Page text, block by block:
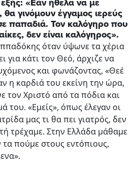
«Εάν ήθελα να με
γινόμουν έγγαμος ιερεύς
παπαδιά. Τον καλόγηρο που
δεν είναι καλόγηρος».
όταν ύψωνε τα χέρια
για κάτι τον Θεό, άρχιζε να
και φωνάζοντας, «Θεέ
η καρδιά του εκείνη την ώρα,
τον Χριστό από τα πόδια και
του. «Εμείς», όπως έλεγαν οι
μας τι θα πει γιατρός, δεν
τρέχαμε. Στην Ελλάδα μάθαμε
πούμε στους εντόπιους,